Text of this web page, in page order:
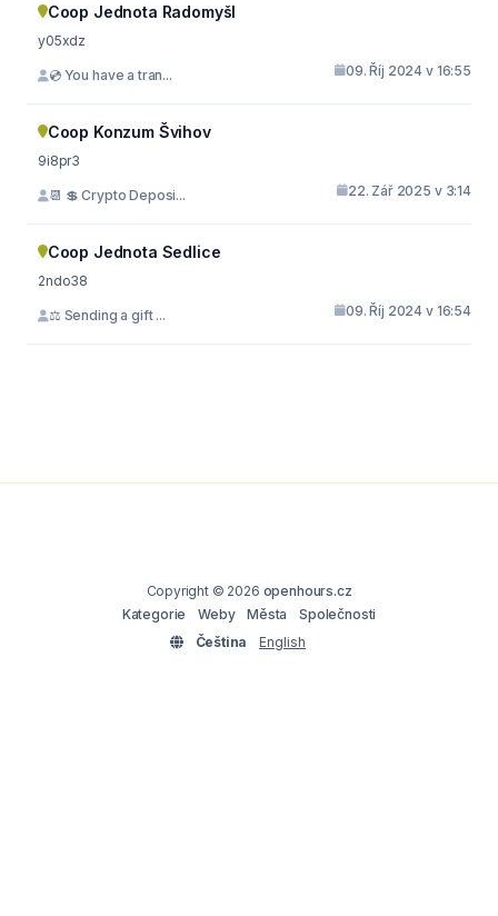
Coop Jednota Radomyšl
y05xdz
💿 You have a tran... 09. Říj 2024 v 16:55
Coop Konzum Švihov
9i8pr3
📆 💲 Crypto Deposi... 22. Zář 2025 v 3:14
Coop Jednota Sedlice
2ndo38
⚖ Sending a gift ... 09. Říj 2024 v 16:54
Copyright © 2026 openhours.cz
Kategorie
Weby Města
Společnosti
Čeština
English